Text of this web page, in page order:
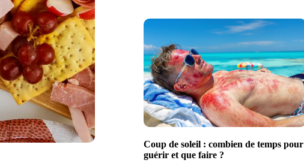
Coup de soleil : combien de temps pour
guérir et que faire ?